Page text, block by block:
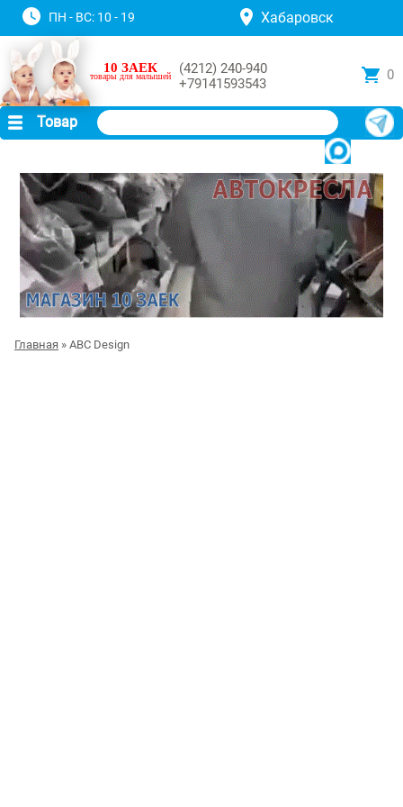
ПН - ВС: 10 - 19 Хабаровск
10 ЗАЕК
товары для малышей
(4212) 240-940
+79141593543
0
Товар
Главная » ABC Design